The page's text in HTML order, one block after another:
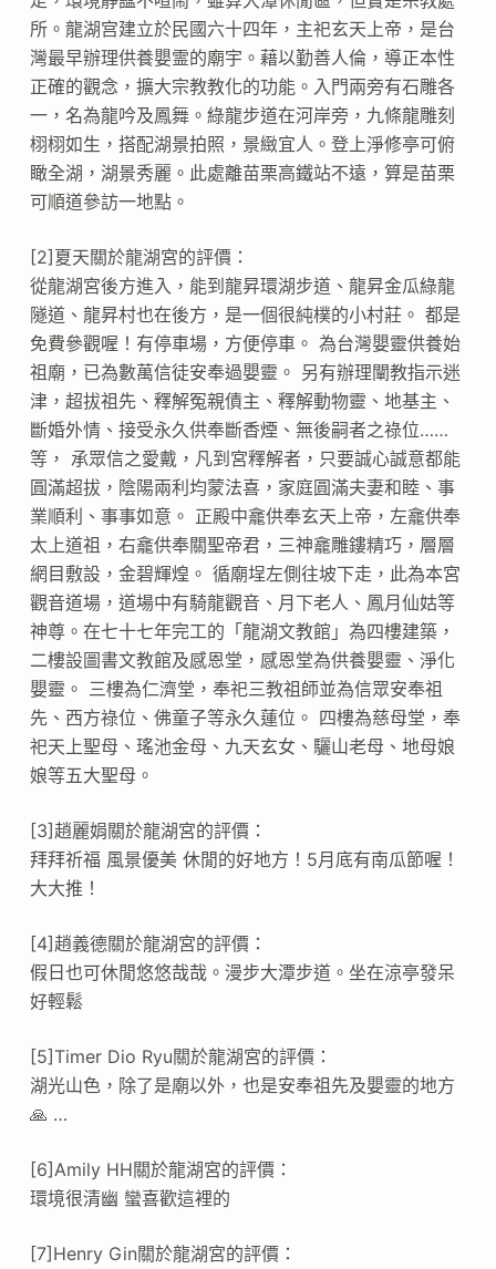
所。龍湖宫建立於民國六十四年，主祀玄天上帝，是台
灣最早辦理供養嬰霊的廟宇。藉以勤善人倫，導正本性
正確的觀念，擴大宗教教化的功能。入門兩旁有石雕各
一，名為龍吟及鳳舞。綠龍步道在河岸旁，九條龍雕刻
栩栩如生，搭配湖景拍照，景緻宜人。登上淨修亭可俯
瞰全湖，湖景秀麗。此處離苗栗高鐵站不遠，算是苗栗
可順道參訪一地點。
[2]夏天關於龍湖宮的評價：
從龍湖宮後方進入，能到龍昇環湖步道、龍昇金瓜綠龍
隧道、龍昇村也在後方，是一個很純樸的小村莊。 都是
免費參觀喔！有停車場，方便停車。 為台灣嬰靈供養始
祖廟，已為數萬信徒安奉過嬰靈。 另有辦理闡教指示迷
津，超拔祖先、釋解冤親債主、釋解動物靈、地基主、
斷婚外情、接受永久供奉斷香煙、無後嗣者之祿位……
等， 承眾信之愛戴，凡到宮釋解者，只要誠心誠意都能
圓滿超拔，陰陽兩利均蒙法喜，家庭圓滿夫妻和睦、事
業順利、事事如意。 正殿中龕供奉玄天上帝，左龕供奉
太上道祖，右龕供奉關聖帝君，三神龕雕鏤精巧，層層
網目敷設，金碧輝煌。 循廟埕左側往坡下走，此為本宮
觀音道場，道場中有騎龍觀音、月下老人、鳳月仙姑等
神尊。在七十七年完工的「龍湖文教館」為四樓建築，
二樓設圖書文教館及感恩堂，感恩堂為供養嬰靈、淨化
嬰靈。 三樓為仁濟堂，奉祀三教祖師並為信眾安奉祖
先、西方祿位、佛童子等永久蓮位。 四樓為慈母堂，奉
祀天上聖母、瑤池金母、九天玄女、驪山老母、地母娘
娘等五大聖母。
[3]趙麗娟關於龍湖宮的評價：
拜拜祈福 風景優美 休閒的好地方！5月底有南瓜節喔！
大大推！
[4]趙義德關於龍湖宮的評價：
假日也可休閒悠悠哉哉。漫步大潭步道。坐在涼亭發呆
好輕鬆
[5]Timer Dio Ryu關於龍湖宮的評價：
湖光山色，除了是廟以外，也是安奉祖先及嬰靈的地方
🙏 …
[6]Amily HH關於龍湖宮的評價：
環境很清幽 蠻喜歡這裡的
[7]Henry Gin關於龍湖宮的評價：